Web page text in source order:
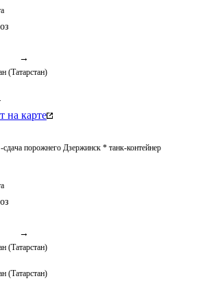
→
(Татарстан)
на карте
порожнего Дзержинск * танк-контейнер
→
(Татарстан)
(Татарстан)